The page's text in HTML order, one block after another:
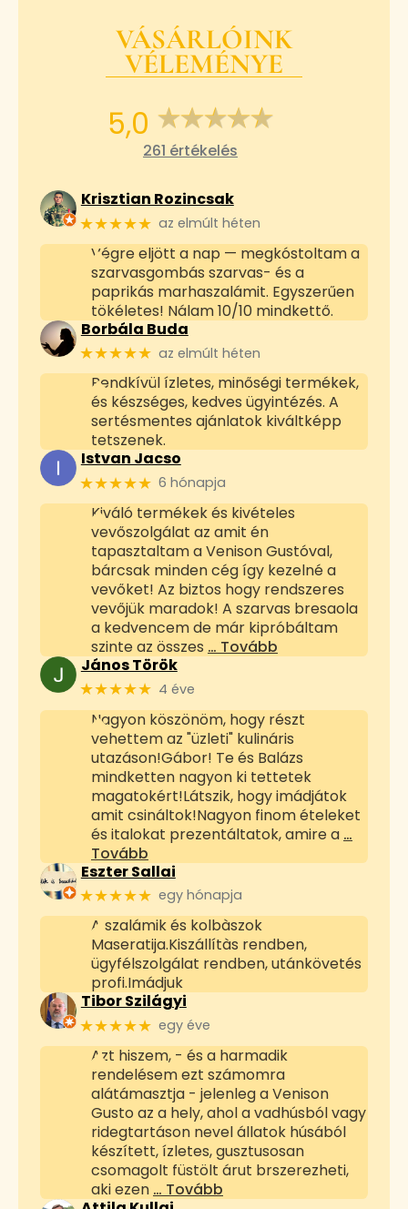
VÁSÁRLÓINK
VÉLEMÉNYE
5,0
261 értékelés
Krisztian Rozincsak
★★★★★ az elmúlt héten
Végre eljött a nap — megkóstoltam a
szarvasgombás szarvas- és a
paprikás marhaszalámit. Egyszerűen
tökéletes! Nálam 10/10 mindkettő.
Borbála Buda
★★★★★ az elmúlt héten
Rendkívül ízletes, minőségi termékek,
és készséges, kedves ügyintézés. A
sertésmentes ajánlatok kiváltképp
tetszenek.
Istvan Jacso
★★★★★ 6 hónapja
Kiváló termékek és kivételes
vevőszolgálat az amit én
tapasztaltam a Venison Gustóval,
bárcsak minden cég így kezelné a
vevőket! Az biztos hogy rendszeres
vevőjük maradok! A szarvas bresaola
a kedvencem de már kipróbáltam
szinte az összes … Tovább
János Török
★★★★★ 4 éve
Nagyon köszönöm, hogy részt
vehettem az "üzleti" kulináris
utazáson!Gábor! Te és Balázs
mindketten nagyon ki tettetek
magatokért!Látszik, hogy imádjátok
amit csináltok!Nagyon finom ételeket
és italokat prezentáltatok, amire a …
Tovább
Eszter Sallai
★★★★★ egy hónapja
A szalámik és kolbàszok
Maseratija.Kiszállítàs rendben,
ügyfélszolgálat rendben, utánkövetés
profi.Imádjuk
Tibor Szilágyi
★★★★★ egy éve
Azt hiszem, - és a harmadik
rendelésem ezt számomra
alátámasztja - jelenleg a Venison
Gusto az a hely, ahol a vadhúsból vagy
ridegtartáson nevel állatok húsából
készített, ízletes, gusztusosan
csomagolt füstölt árut brszerezheti,
aki ezen … Tovább